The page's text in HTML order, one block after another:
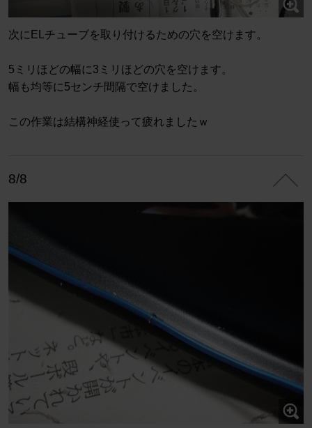
次にELチューブを取り付けるための穴を空けます。
5ミリほどの幅に3ミリほどの穴を空けます。
幅も均等に5センチ間隔で空けました。
この作業は結構神経使って疲れましたｗ
8/8